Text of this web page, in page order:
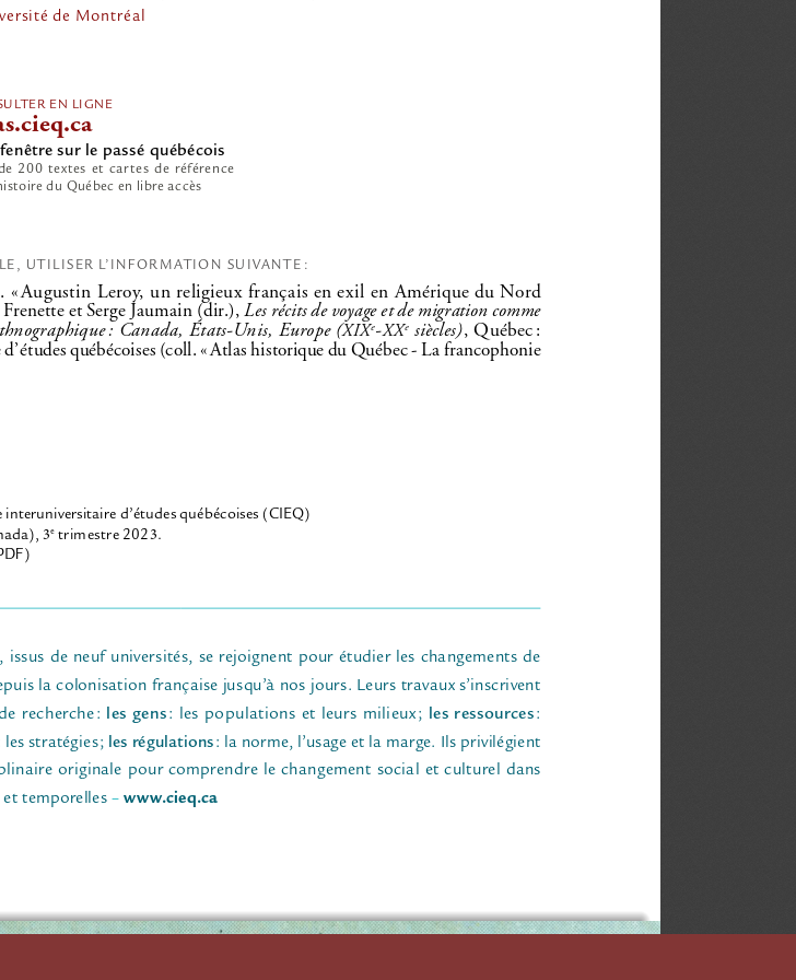
de Montréal
interuniversitaire d’études québécoises (CIEQ)
3e trimestre 2023
EN LIGNE
sur le passé québécois
200 textes et cartes de référence
du Québec en libre accès
issus de neuf universités, se rejoignent pour étudier les changements de
la colonisation française jusqu’à nos jours. Leurs travaux s’inscrivent
recherche: les gens: les populations et leurs milieux; les ressources:
les stratégies; les régulations: la norme, l’usage et la marge. Ils privilégient
originale pour comprendre le changement social et culturel dans
temporelles – www.cieq.ca
UTILISER L’INFORMATION SUIVANTE :
« Augustin Leroy, un religieux français en exil en Amérique du Nord
Frenette et Serge Jaumain (dir.), Les récits de voyage et de migration comme
: Canada, États-Unis, Europe (xixe-xxe si
   ècles)
, Québec :
québécoises (coll. « Atlas historique du Québec - La francophonie